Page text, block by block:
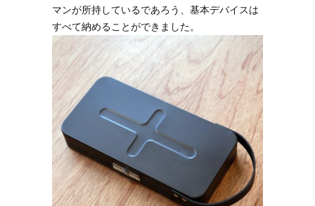
マンが所持しているであろう、基本デバイスは
すべて納めることができました。